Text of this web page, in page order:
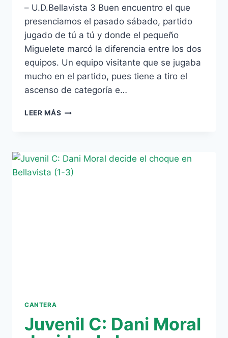
– U.D.Bellavista 3 Buen encuentro el que
presenciamos el pasado sábado, partido
jugado de tú a tú y donde el pequeño
Miguelete marcó la diferencia entre los dos
equipos. Un equipo visitante que se jugaba
mucho en el partido, pues tiene a tiro el
ascenso de categoría e…
LEER MÁS ALEVÍN
LA
MARCÓ
MIGUELETE
CANTERA
Juvenil C: Dani Moral